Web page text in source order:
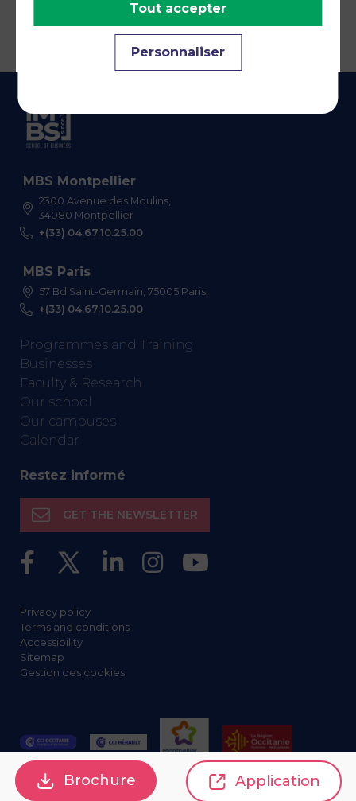
MBS Montpellier
2300 Avenue des Moulins,
34080 Montpellier
+(33) 04.67.10.25.00
MBS Paris
57 Bd Saint-Germain, 75005 Paris
+(33) 04.67.10.25.00
Programmes and Training
Businesses
Faculty & Research
Our school
Our campuses
Calendar
Restez informé
GET THE NEWSLETTER
Privacy policy
Terms and conditions
Accessibility
Sitemap
Gestion des cookies
Personnaliser
Tout accepter
Brochure Application